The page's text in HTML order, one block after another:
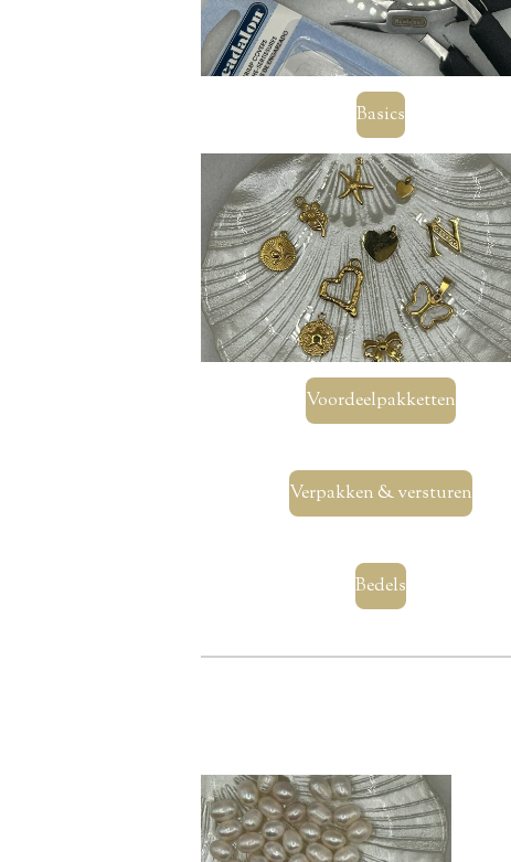
Basics
Voordeelpakketten
Verpakken & versturen
Bedels